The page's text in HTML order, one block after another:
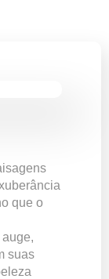
que o
suas